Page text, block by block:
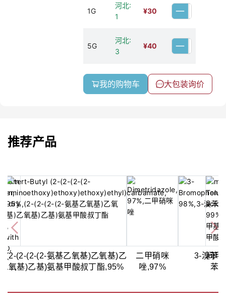
1G
河北:
1
¥30
5G
河北:
3
¥40
我的购物车 大包装询价
推荐产品
(2-(2-(2-(2-氨基乙氧基)乙氧基)乙
氧基)乙基)氨基甲酸叔丁酯,95%
二甲硝咪
唑,97%
3-溴苯
间甲
苯